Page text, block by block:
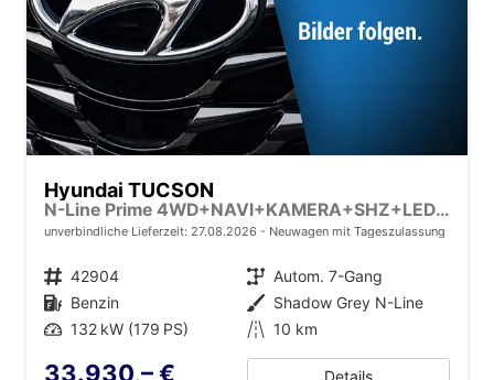
Hyundai TUCSON
N-Line Prime 4WD+NAVI+KAMERA+SHZ+LED+19''ALU+PDC
unverbindliche Lieferzeit: 27.08.2026 Neuwagen mit Tageszulassung
Fahrzeugnr. 42904 Getriebe Autom. 7-Gang
Kraftstoff Benzin Außenfarbe Shadow Grey N-Line
Leistung 132 kW (179 PS) Kilometerstand 10 km
33.930,– € Details